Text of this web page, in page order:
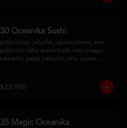
30 Oceanika Sushi
pollo furay, cebollin, queso crema, env.
palta con salsa acevichada mas unagui
camarón, palta, cebollin, env. queso
con salsa maracuya
$23.990
35 Magic Oceanika